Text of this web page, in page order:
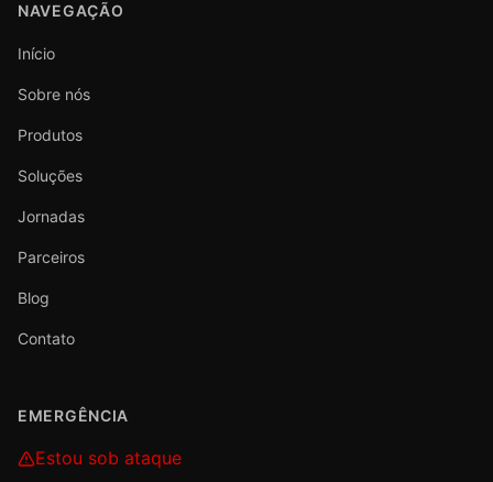
NAVEGAÇÃO
Início
Sobre nós
Produtos
Soluções
Jornadas
Parceiros
Blog
Contato
EMERGÊNCIA
Estou sob ataque